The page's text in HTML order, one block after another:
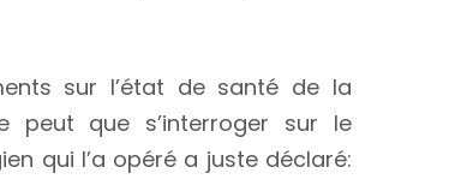
sur l’état de santé de la
peut que s’interroger sur le
qui l’a opéré a juste déclaré: